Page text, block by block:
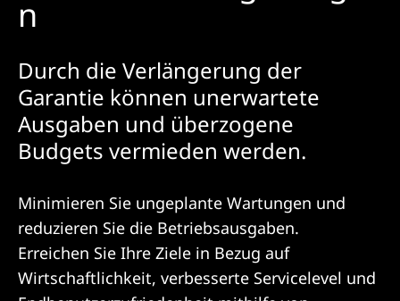
n
Durch die Verlängerung der
Garantie können unerwartete
Ausgaben und überzogene
Budgets vermieden werden.
Minimieren Sie ungeplante Wartungen und
reduzieren Sie die Betriebsausgaben.
Erreichen Sie Ihre Ziele in Bezug auf
Wirtschaftlichkeit, verbesserte Servicelevel und